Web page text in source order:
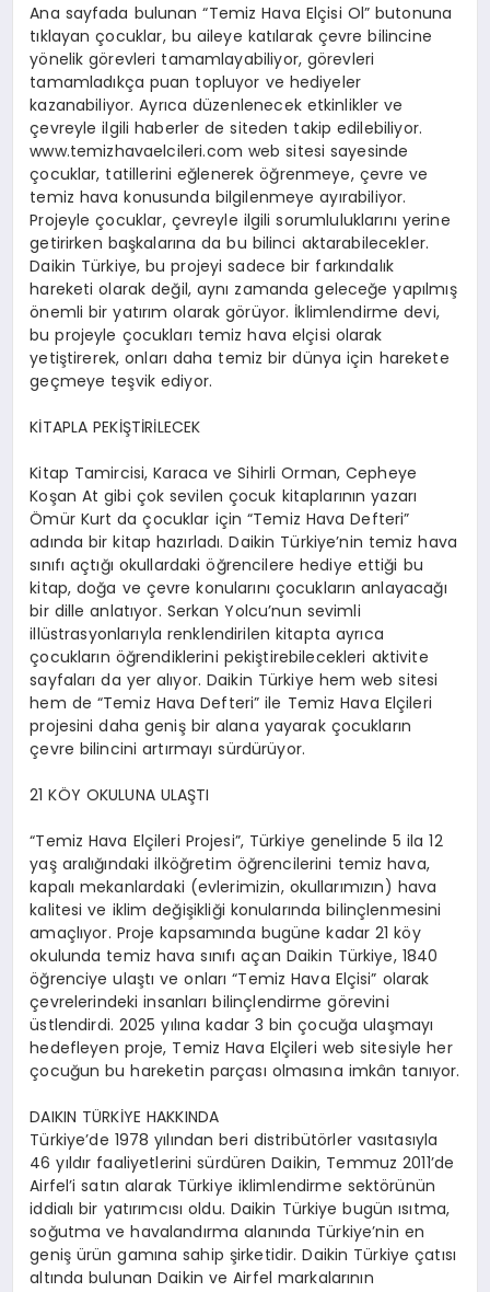
Ana sayfada bulunan “Temiz Hava Elçisi Ol” butonuna
tıklayan çocuklar, bu aileye katılarak çevre bilincine
yönelik görevleri tamamlayabiliyor, görevleri
tamamladıkça puan topluyor ve hediyeler
kazanabiliyor. Ayrıca düzenlenecek etkinlikler ve
çevreyle ilgili haberler de siteden takip edilebiliyor.
www.temizhavaelcileri.com web sitesi sayesinde
çocuklar, tatillerini eğlenerek öğrenmeye, çevre ve
temiz hava konusunda bilgilenmeye ayırabiliyor.
Projeyle çocuklar, çevreyle ilgili sorumluluklarını yerine
getirirken başkalarına da bu bilinci aktarabilecekler.
Daikin Türkiye, bu projeyi sadece bir farkındalık
hareketi olarak değil, aynı zamanda geleceğe yapılmış
önemli bir yatırım olarak görüyor. İklimlendirme devi,
bu projeyle çocukları temiz hava elçisi olarak
yetiştirerek, onları daha temiz bir dünya için harekete
geçmeye teşvik ediyor.
KİTAPLA PEKİŞTİRİLECEK
Kitap Tamircisi, Karaca ve Sihirli Orman, Cepheye
Koşan At gibi çok sevilen çocuk kitaplarının yazarı
Ömür Kurt da çocuklar için “Temiz Hava Defteri”
adında bir kitap hazırladı. Daikin Türkiye’nin temiz hava
sınıfı açtığı okullardaki öğrencilere hediye ettiği bu
kitap, doğa ve çevre konularını çocukların anlayacağı
bir dille anlatıyor. Serkan Yolcu’nun sevimli
illüstrasyonlarıyla renklendirilen kitapta ayrıca
çocukların öğrendiklerini pekiştirebilecekleri aktivite
sayfaları da yer alıyor. Daikin Türkiye hem web sitesi
hem de “Temiz Hava Defteri” ile Temiz Hava Elçileri
projesini daha geniş bir alana yayarak çocukların
çevre bilincini artırmayı sürdürüyor.
21 KÖY OKULUNA ULAŞTI
“Temiz Hava Elçileri Projesi”, Türkiye genelinde 5 ila 12
yaş aralığındaki ilköğretim öğrencilerini temiz hava,
kapalı mekanlardaki (evlerimizin, okullarımızın) hava
kalitesi ve iklim değişikliği konularında bilinçlenmesini
amaçlıyor. Proje kapsamında bugüne kadar 21 köy
okulunda temiz hava sınıfı açan Daikin Türkiye, 1840
öğrenciye ulaştı ve onları “Temiz Hava Elçisi” olarak
çevrelerindeki insanları bilinçlendirme görevini
üstlendirdi. 2025 yılına kadar 3 bin çocuğa ulaşmayı
hedefleyen proje, Temiz Hava Elçileri web sitesiyle her
çocuğun bu hareketin parçası olmasına imkân tanıyor.
DAIKIN TÜRKİYE HAKKINDA
Türkiye’de 1978 yılından beri distribütörler vasıtasıyla
46 yıldır faaliyetlerini sürdüren Daikin, Temmuz 2011’de
Airfel’i satın alarak Türkiye iklimlendirme sektörünün
iddialı bir yatırımcısı oldu. Daikin Türkiye bugün ısıtma,
soğutma ve havalandırma alanında Türkiye’nin en
geniş ürün gamına sahip şirketidir. Daikin Türkiye çatısı
altında bulunan Daikin ve Airfel markalarının